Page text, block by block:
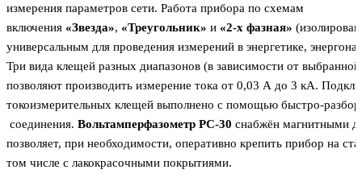
измерения параметров сети. Работа прибора по схемам
включения «Звезда», «Треугольник» и «2-х фазная»
универсальным для проведения измерений в энергетикe,
Три вида клещей разных диапазонов (в зависимости от
позволяют производить измерение тока от 0,03 А до 3 кА.
токоизмeрительных клещей выполнено c помощью быстро-
соединения. Вольтамперфазометр РС-30 снабжён магнитными
позволяет, при необходимости, оперативно крепить прибор на
том числе с лакокрасочными покрытиями.